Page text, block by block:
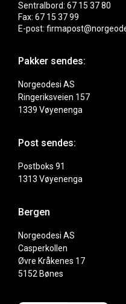
Sentralbord: 67 15 37 80
Fax: 67 15 37 99
E-post:
Pakker sendes:
Norgeodesi AS
Ringeriksveien 157
1339 Vøyenenga
Post sendes:
Postboks 91
1313 Vøyenenga
Bergen
Norgeodesi AS
Casperkollen
Øvre Kråkenes 17
5152 Bønes